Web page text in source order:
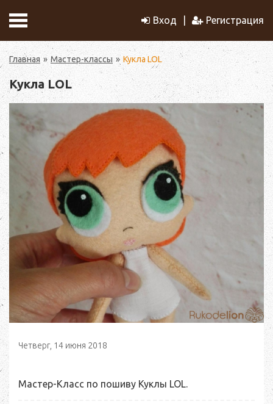
Вход Регистрация
Главная Мастер-классы Кукла LOL
Кукла LOL
Четверг, 14 июня 2018
Мастер-Класс по пошиву Куклы LOL.